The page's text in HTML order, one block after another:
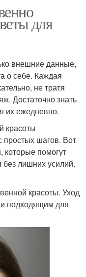
для
внешние данные,
о себе. Каждая
не тратя
Достаточно знать
их ежедневно.
красоты
простых шагов. Вот
которые помогут
лишних усилий.
красоты. Уход
подходящим для